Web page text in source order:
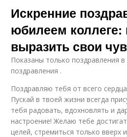
Искренние
юбилеем коллеге:
выразить свои
Показаны только поздравления
поздравления .
Поздравляю тебя от всего
Пускай в твоей жизни всегда
тебя радовать, вдохновлять и
настроение! Желаю тебе
целей, стремиться только вверх